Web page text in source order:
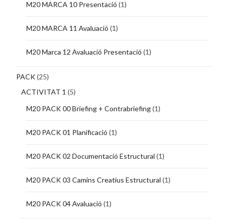
M20 MARCA 10 Presentació (1)
M20 MARCA 11 Avaluació (1)
M20 Marca 12 Avaluació Presentació (1)
PACK(25)
ACTIVITAT 1 (5)
M20 PACK 00 Briefing + Contrabriefing(1)
M20 PACK 01 Planificació (1)
M20 PACK 02 Documentació Estructural (1)
M20 PACK 03 Camins Creatius Estructural (1)
M20 PACK 04 Avaluació (1)